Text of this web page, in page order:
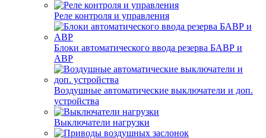
Реле контроля и управления
Блоки автоматического ввода резерва БАВР и
АВР
Воздушные автоматические выключатели и доп.
устройства
Выключатели нагрузки